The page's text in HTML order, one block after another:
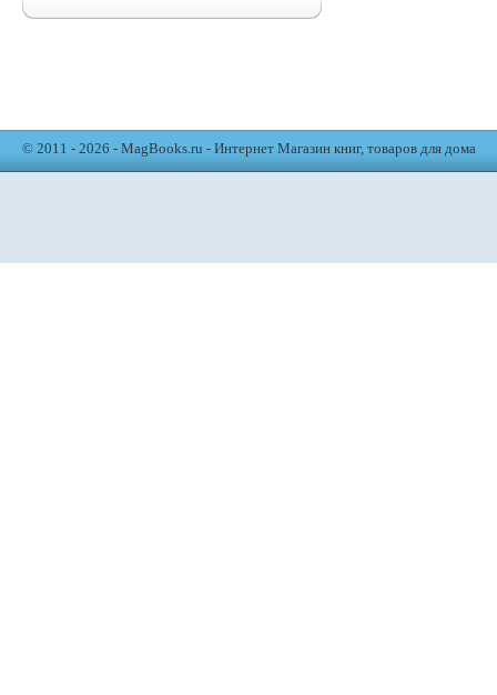
© 2011 - 2026 - MagBooks.ru - Интернет Магазин книг, товаров для дома